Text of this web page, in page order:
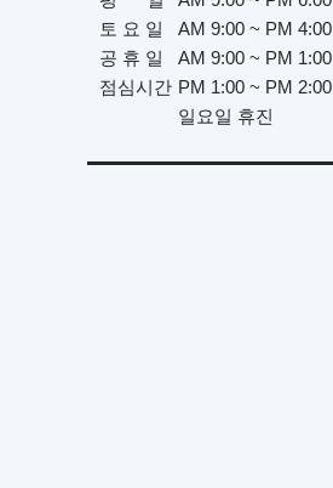
토 요 일
AM 9:00 ~ PM 4:00
공 휴 일
AM 9:00 ~ PM 1:00
점심시간 PM 1:00 ~ PM 2:00
일요일 휴진